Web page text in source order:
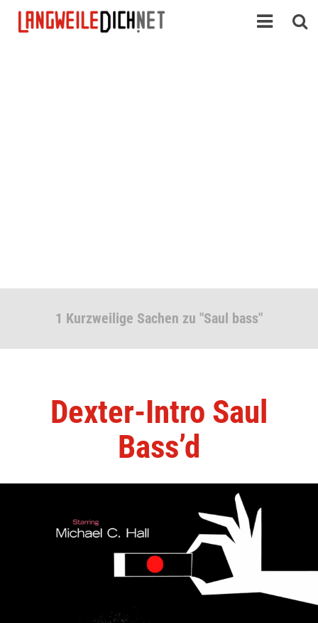
1 Kurzweilige Sachen zu "Saul bass"
Dexter-Intro Saul
Bass’d